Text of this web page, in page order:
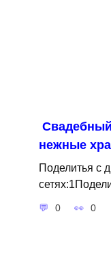
нежные
Поделитья с
0 0